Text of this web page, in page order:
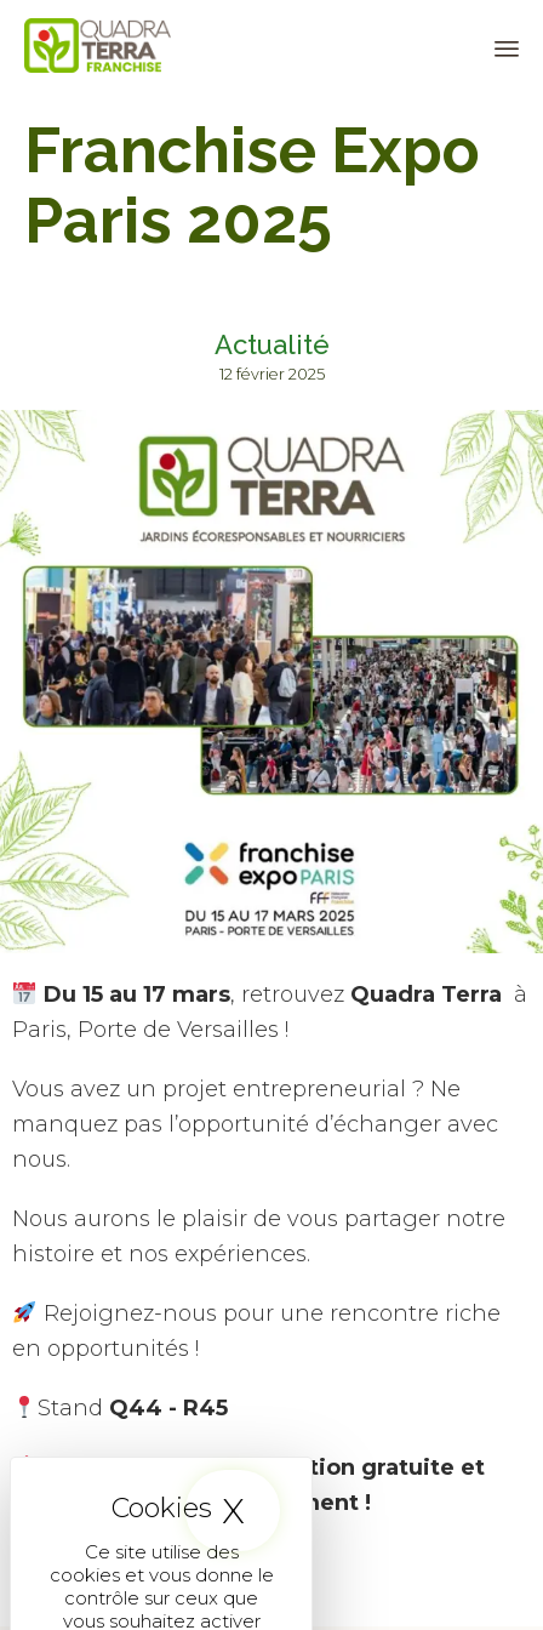
Panneau de gestion des cookies
Ce site utilise des
cookies et vous donne le
contrôle sur ceux que
vous souhaitez activer
X Masquer le
Franchise Expo
Paris 2025
Actualité
12 février 2025
Du 15 au 17 mars, retrouvez Quadra Terra à
Paris, Porte de Versailles !
Vous avez un projet entrepreneurial ? Ne
manquez pas l’opportunité d’échanger avec
nous.
Nous aurons le plaisir de vous partager notre
histoire et nos expériences.
Rejoignez-nous pour une rencontre riche
en opportunités !
Stand Q44 - R45
Demandez votre invitation gratuite et
retrouvez-nous à l'événement !